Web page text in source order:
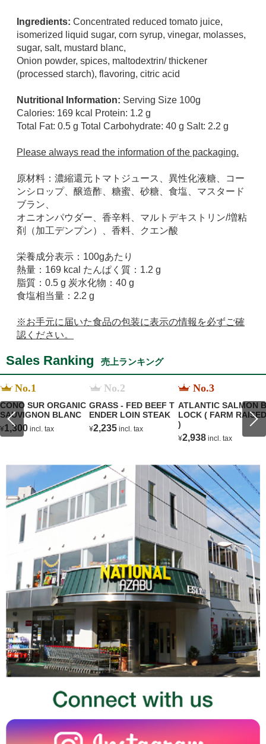
Ingredients: Concentrated reduced tomato juice,
isomerized liquid sugar, corn syrup, vinegar, molasses,
sugar, salt, mustard blanc,
Onion powder, spices, maltodextrin/ thickener
(processed starch), flavoring, citric acid
Nutritional Information: Serving Size 100g
Calories: 169 kcal Protein: 1.2 g
Total Fat: 0.5 g Total Carbohydrate: 40 g Salt: 2.2 g
Please always read the information of the packaging.
原材料：濃縮還元トマトジュース、異性化液糖、コー
ンシロップ、醸造酢、糖蜜、砂糖、食塩、マスタード
ブラン、
オニオンパウダー、香辛料、マルトデキストリン/増粘
剤（加工デンプン）、香料、クエン酸
栄養成分表示：100gあたり
熱量：169 kcal たんぱく質：1.2 g
脂質：0.5 g 炭水化物：40 g
食塩相当量：2.2 g
※お手元に届いた食品の包装に表示の情報を必ずご確
認ください。
Sales Ranking 売上ランキング
No.1
CONO SUR ORGANIC
SAUVIGNON BLANC
¥1,300 incl. tax
No.2
GRASS - FED BEEF T
ENDER LOIN STEAK
¥2,235 incl. tax
No.3
ATLANTIC SALMON B
LOCK ( FARM RAISED
)
¥2,938 incl. tax